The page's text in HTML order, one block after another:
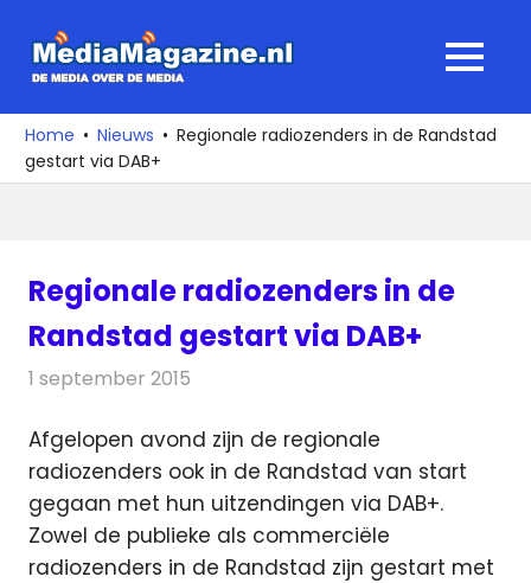
naar
media
over
de
MENU
Home Nieuws
Regionale radiozenders in de Randstad
gestart via DAB+
Regionale radiozenders in de
Randstad gestart via DAB+
1 september 2015
Afgelopen avond zijn de regionale
radiozenders ook in de Randstad van start
gegaan met hun uitzendingen via DAB+.
Zowel de publieke als commerciële
radiozenders in de Randstad zijn gestart met